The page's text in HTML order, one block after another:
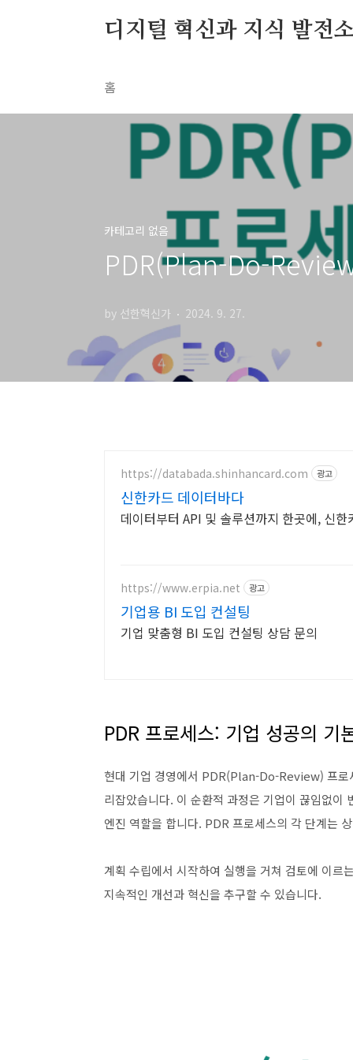
디지털 혁신과 지식 발전
홈
카테고리 없음
PDR(Plan-Do-
by 선한혁신가 2024. 9. 27.
https://databada.shinhancard.com 광고
신한카드 데이터바다
데이터부터 API 및 솔루션까지 한곳에, 신
https://www.erpia.net 광고
기업용 BI 도입 컨설팅
기업 맞춤형 BI 도입 컨설팅 상담 문의
PDR 프로세스: 기업 성공의 기
현대 기업 경영에서 PDR(Plan-Do-Review) 프로
리잡았습니다. 이 순환적 과정은 기업이 끊임없이
엔진 역할을 합니다. PDR 프로세스의 각 단계는
계획 수립에서 시작하여 실행을 거쳐 검토에 이르
지속적인 개선과 혁신을 추구할 수 있습니다.